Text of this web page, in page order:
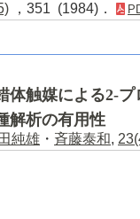
，351 (1984)．
体触媒による2-
解析の有用性
純雄 ・ 斉藤泰和,